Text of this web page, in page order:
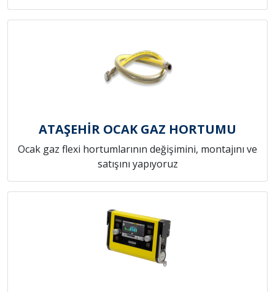
ATAŞEHİR OCAK GAZ HORTUMU
Ocak gaz flexi hortumlarının değişimini, montajını ve
satışını yapıyoruz